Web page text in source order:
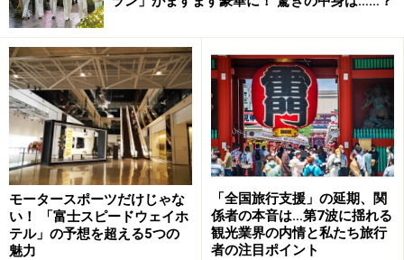
モータースポーツだけじゃな
い！ 「富士スピードウェイホ
テル」の予想を超える5つの
魅力
「全国旅行支援」の延期、関
係者の本音は…第7波に揺れる
観光業界の内情と私たち旅行
者の注目ポイント